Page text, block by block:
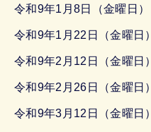
令和9年1月8日（金曜日）
令和9年1月22日（金曜日）
令和9年2月12日（金曜日）
令和9年2月26日（金曜日）
令和9年3月12日（金曜日）